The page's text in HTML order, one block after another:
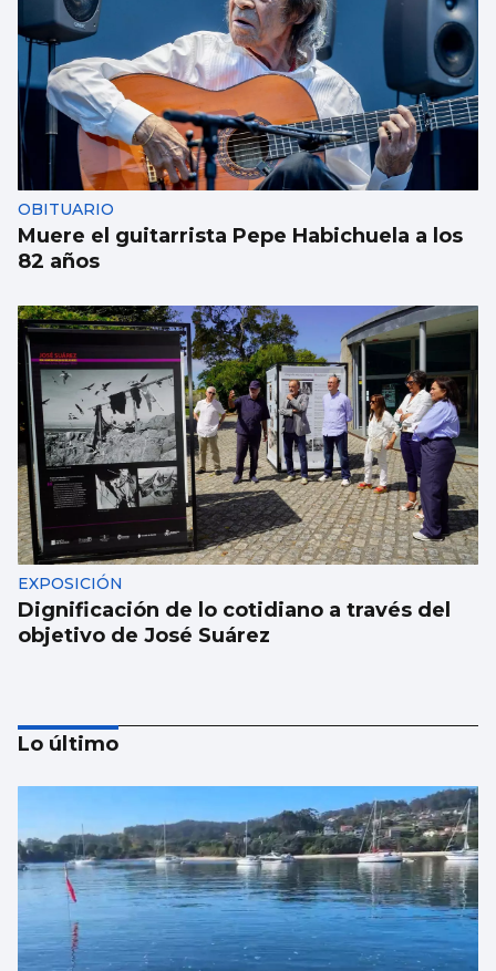
OBITUARIO
Muere el guitarrista Pepe Habichuela a los
82 años
EXPOSICIÓN
Dignificación de lo cotidiano a través del
objetivo de José Suárez
MÚSICA
Lo último